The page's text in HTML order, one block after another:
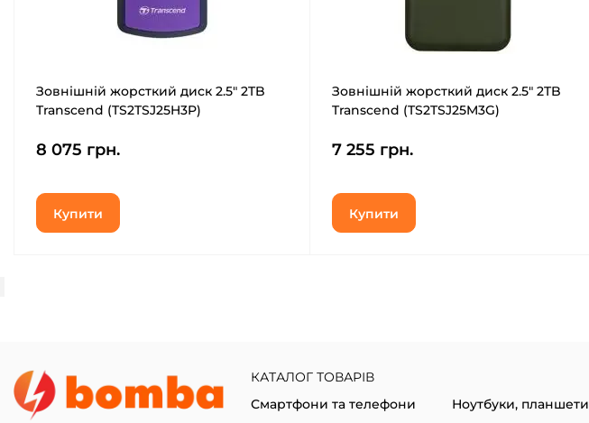
Зовнішній жорсткий диск 2.5" 2TB
Transcend (TS2TSJ25H3P)
8 075 грн.
Купити
Зовнішній жорсткий диск 2.5" 2TB
Transcend (TS2TSJ25M3G)
7 255 грн.
Купити
КАТАЛОГ ТОВАРІВ
Смартфони та телефони
Ноутбуки, планшети